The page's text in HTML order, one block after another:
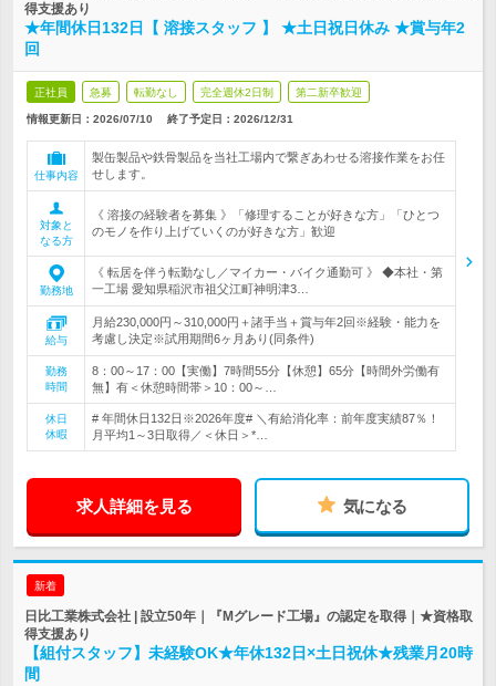
得支援あり
★年間休日132日【 溶接スタッフ 】 ★土日祝日休み ★賞与年2
回
正社員 急募 転勤なし 完全週休2日制 第二新卒歓迎
情報更新日：2026/07/10 終了予定日： 2026/12/31
仕事内容
製缶製品や鉄骨製品を当社工場内で繋ぎあわせる溶接作業をお任
せします。
対象と
なる方
《 溶接の経験者を募集 》「修理することが好きな方」「ひとつ
のモノを作り上げていくのが好きな方」歓迎
勤務地
《 転居を伴う転勤なし／マイカー・バイク通勤可 》 ◆本社・第
一工場 愛知県稲沢市祖父江町神明津3…
給与
月給230,000円～310,000円＋諸手当＋賞与年2回※経験・能力を
考慮し決定※試用期間6ヶ月あり(同条件)
勤務
時間
8：00～17：00【実働】7時間55分【休憩】65分【時間外労働有
無】有＜休憩時間帯＞10：00～…
休日
休暇
# 年間休日132日※2026年度# ＼有給消化率：前年度実績87％！
月平均1～3日取得／＜休日＞*…
求人詳細を見る 気になる
新着
日比工業株式会社 | 設立50年｜『Mグレード工場』の認定を取得｜★資格取
得支援あり
【組付スタッフ】未経験OK★年休132日×土日祝休★残業月20時
間